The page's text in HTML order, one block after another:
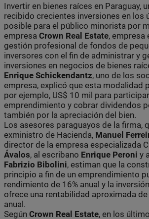
Invertir en bienes raíces en Paraguay,
recibido crecientes inversiones en los
posible para el público minorista por
empresa Crown Real Estate, empresa
gestión profesional de fondos de
inversores con el fin de administrar y
inversiones en negocios de bienes
Enrique Schickendantz, uno de los
empresa, explicó que esta modalidad
por ejemplo, US$ 10 mil para
emprendimiento y cobrar dividendos
también por la apreciación del bien.
Los asesores paraguayos de la firma,
exministro de Hacienda, Manuel
director de la empresa especializada
Ávalos, al escribano Enrique Peroni y
Fabrizio Bibolini, estiman que la
principio a fin de un emprendimiento
rendimiento de 16% anual y la
ofrece una rentabilidad aproximada de
anual.
Según Crown Real Estate, en los